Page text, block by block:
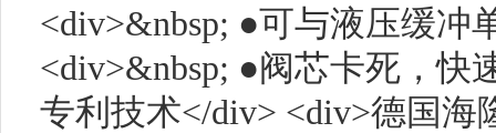
<div>&nbsp; ●可与液压缓冲
<div>&nbsp; ●阀芯卡死，快
专利技术</div> <div>德国海